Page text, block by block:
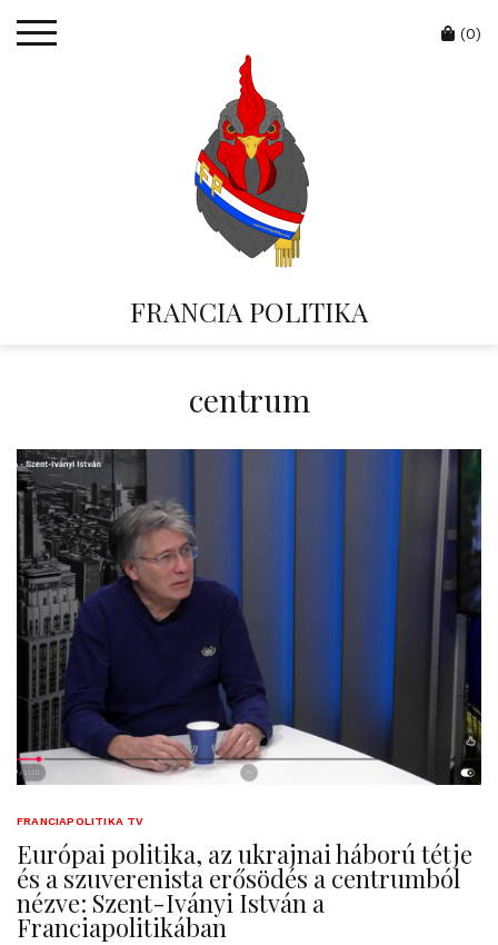
FRANCIA POLITIKA
Cart
(0)
centrum
FRANCIAPOLITIKA TV
Európai politika, az ukrajnai háború tétje
és a szuverenista erősödés a centrumból
nézve: Szent-Iványi István a
Franciapolitikában